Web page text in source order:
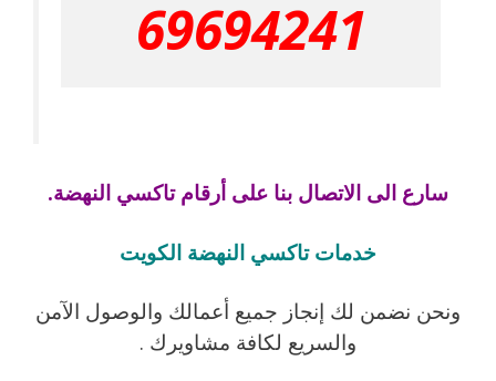
69694241
سارع الى الاتصال بنا على أرقام تاكسي النهضة.
خدمات تاكسي النهضة الكويت
ونحن نضمن لك إنجاز جميع أعمالك والوصول الآمن
والسريع لكافة مشاويرك .